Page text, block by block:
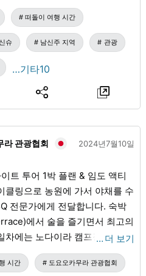
분이 되었습니다. 참가해 주셔
떠돌이 여행 시간
슈 남신주 지역 관광
…기타10
라 관광협회 2024년7월10일
트 투어 1박 플랜 & 임도 액티
전문가에게 전달합니다. 숙박
에서 술을 즐기면서 최고의
으로 액티비티를 즐깁니다. 워
포트홀)까지 이동하여
… 더 보기
시간 도요오카무라 관광협회